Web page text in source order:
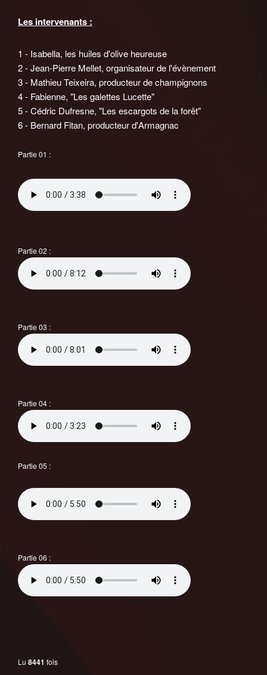
Les intervenants :
1 - Isabella, les huiles d'olive heureuse
2 - Jean-Pierre Mellet, organisateur de l'évènement
3 - Mathieu Teixeira, producteur de champignons
4 - Fabienne, "Les galettes Lucette"
5 - Cédric Dufresne, "Les escargots de la forêt"
6 - Bernard Fitan, producteur d'Armagnac
Partie 01 :
Partie 02 :
Partie 03 :
Partie 04 :
Partie 05 :
Partie 06 :
Lu 8441 fois